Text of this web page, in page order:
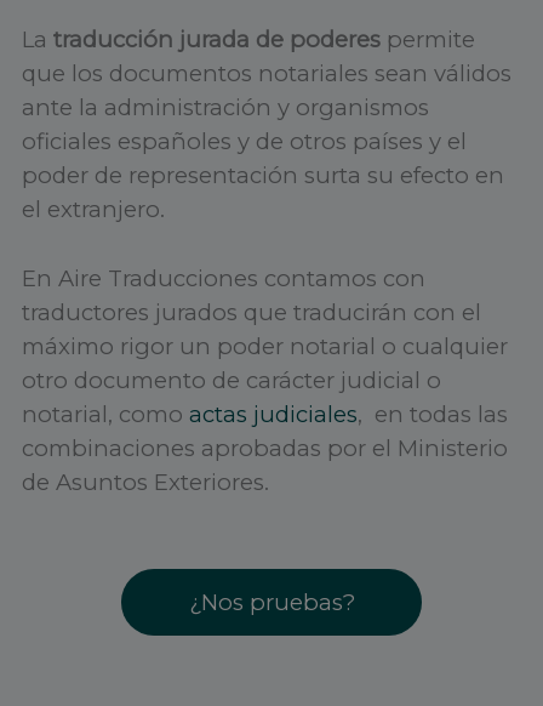
Latraducción jurada de poderes permite
que los documentos notariales sean válidos
ante la administración y organismos
oficiales españoles y de otros países y el
poder de representación surta su efecto en
el extranjero.
En Aire Traducciones contamos con
traductores jurados que traducirán con el
máximo rigor un poder notarial o cualquier
otro documento de carácter judicial o
notarial, como actas judiciales, en todas las
combinaciones aprobadas por el Ministerio
de Asuntos Exteriores.
¿Nos pruebas?